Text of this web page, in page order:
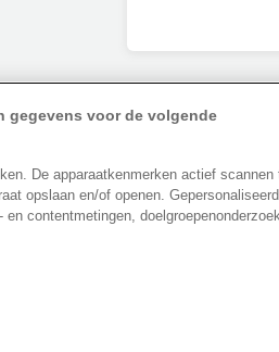
Veilig
gegevens voor de volgende
De apparaatkenmerken actief scannen
opslaan en/of openen.
contentmetingen,